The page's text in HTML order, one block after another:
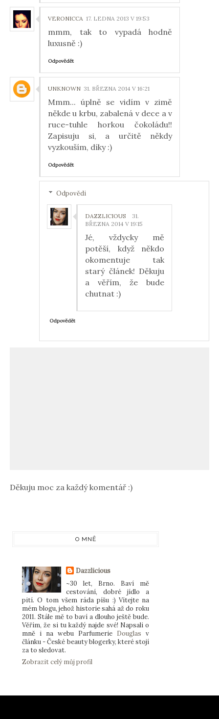
VERONICCA 17. LEDNA 2013 V 19:53
mmm, tak to vypadá hodně
luxusně :)
Odpovědět
UNKNOWN 31. BŘEZNA 2014 V 16:21
Mmm... úplně se vidím v zimě
někde u krbu, zabalená v dece a v
ruce-tuhle horkou čokoládu!!
Zapisuju si, a určitě někdy
vyzkouším, díky :)
Odpovědět
Odpovědi
DAZZLICIOUS
31.
BŘEZNA 2014 V 19:15
Jé, vždycky mě
potěší, když někdo
okomentuje tak
starý článek! Děkuju
a věřím, že bude
chutnat :)
Odpovědět
Děkuju moc za každý komentář :)
O MNĚ
Dazzlicious
~30 let, Brno. Baví mě
cestování, dobré jídlo a
pití. O tom všem ráda píšu :) Vítejte na
mém blogu, jehož historie sahá až do roku
2011. Stále mě to baví a dlouho ještě bude.
Věřím, že si tu každý najde své! Napsali o
mně i na webu Parfumerie Douglas v
článku - České beauty blogerky, které stojí
za to sledovat.
Zobrazit celý můj profil